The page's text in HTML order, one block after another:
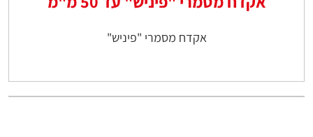
אקדח מסמרי "פיניש"